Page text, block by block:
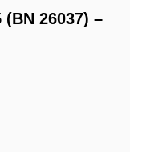
26037) –